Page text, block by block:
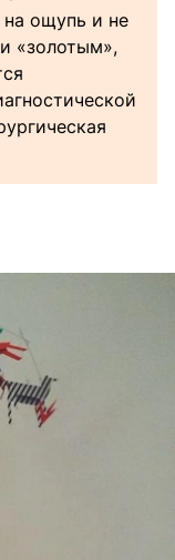
на ощупь и не
«золотым»,